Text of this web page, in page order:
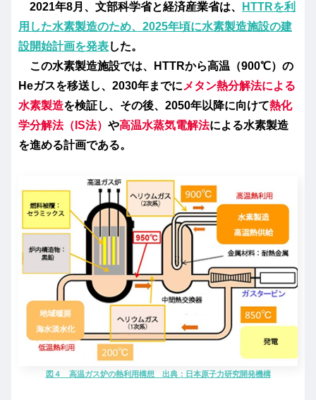
2021年8月、文部科学省と経済産業省は、
HTTRを利
用した水素製造のため、2025年頃に水素製造施設の建
設開始計画を発表した。
この水素製造施設では、HTTRから高温（900℃）の
Heガスを移送し、2030年までに メタン熱分解法による
水素製造を検証し、その後、2050年以降に向けて熱化
学分解法（IS法） や高温水蒸気電解法による水素製造
を進める計画である。
図４ 高温ガス炉の熱利用構想 出典：日本原子力研究開発機構